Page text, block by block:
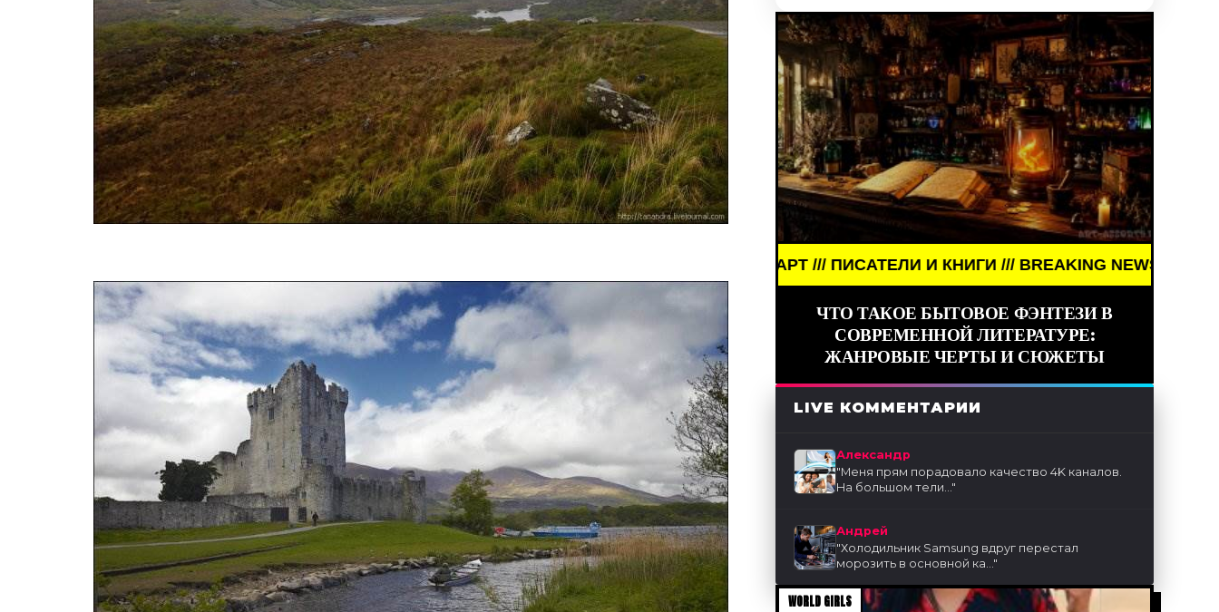
BREAKING NEWS /// АРТ /// ПИСАТЕЛИ И КНИГИ /// BREAKING NEWS /// АРТ /// ПИСАТЕЛИ И
ЧТО ТАКОЕ БЫТОВОЕ ФЭНТЕЗИ В
СОВРЕМЕННОЙ ЛИТЕРАТУРЕ:
ЖАНРОВЫЕ ЧЕРТЫ И СЮЖЕТЫ
LIVE КОММЕНТАРИИ
Александр
"Меня прям порадовало качество 4K каналов.
На большом тели..."
Андрей
"Холодильник Samsung вдруг перестал
морозить в основной ка..."
WORLD GIRLS